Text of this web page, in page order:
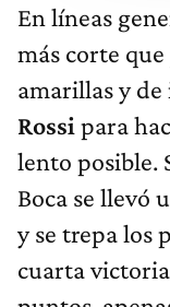
En líneas
más corte
amarillas y de
Rossi para
lento posible.
Boca se llevó
y se trepa los
cuarta